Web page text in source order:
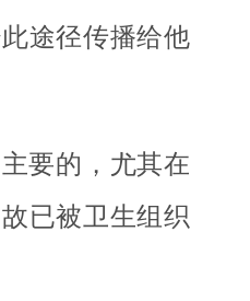
途径传播给他
要的，尤其在
已被卫生组织